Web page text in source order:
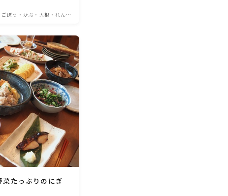
ぼう・かぶ・大根・れんこ
たっぷりのにぎ